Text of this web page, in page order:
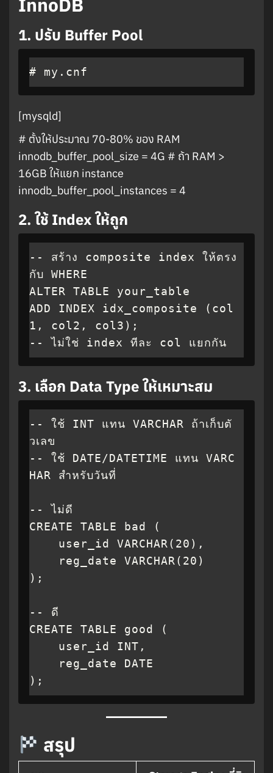
1. ปรับ Buffer Pool
# my.cnf
[mysqld]
# ตั้งให้ประมาณ 70-80% ของ RAM
innodb_buffer_pool_size = 4G # ถ้า RAM >
16GB ให้แยก instance
innodb_buffer_pool_instances = 4
2.ใช้ Index ให้ถูก
-- สร้าง composite index ให้ตรง
กับ WHERE
ALTER TABLE your_table
ADD INDEX idx_composite (col
1, col2, col3);
-- ไม่ใช่ index ทีละ col แยกกัน
3. เลือก Data Type ให้เหมาะสม
-- ใช้ INT แทน VARCHAR ถ้าเก็บตั
วเลข
-- ใช้ DATE/DATETIME แทน VARC
HAR สำหรับวันที่
-- ไม่ดี
CREATE TABLE bad (
);
-- ดี
CREATE TABLE good (
);
สรุป